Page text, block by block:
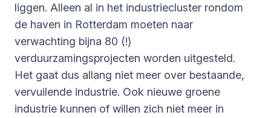
liggen. Alleen al in het industriecluster rondom
de haven in Rotterdam moeten naar
verwachting bijna 80 (!)
verduurzamingsprojecten worden uitgesteld.
Het gaat dus allang niet meer over bestaande,
vervuilende industrie. Ook nieuwe groene
industrie kunnen of willen zich niet meer in